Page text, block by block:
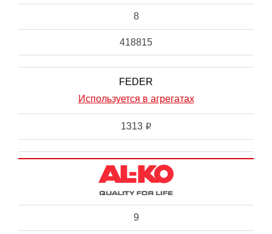
8
418815
FEDER
Используется в агрегатах
1313 i
9